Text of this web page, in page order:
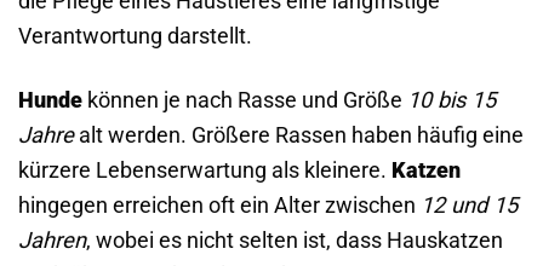
Verantwortung darstellt.
Hunde können je nach Rasse und Größe 10 bis 15
Jahrealt werden. Größere Rassen haben häufig eine
kürzere Lebenserwartung als kleinere. Katzen
hingegen erreichen oft ein Alter zwischen 12 und 15
Jahren, wobei es nicht selten ist, dass Hauskatzen